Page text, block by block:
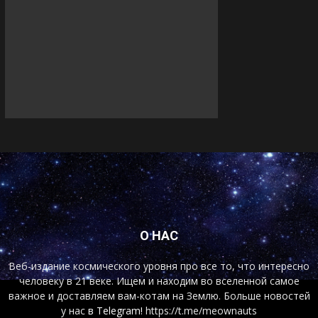
О НАС
Веб-издание космического уровня про все то, что интересно
человеку в 21 веке. Ищем и находим во вселенной самое
важное и доставляем вам-котам на Землю. Больше новостей
у нас в Telegram! https://t.me/meownauts